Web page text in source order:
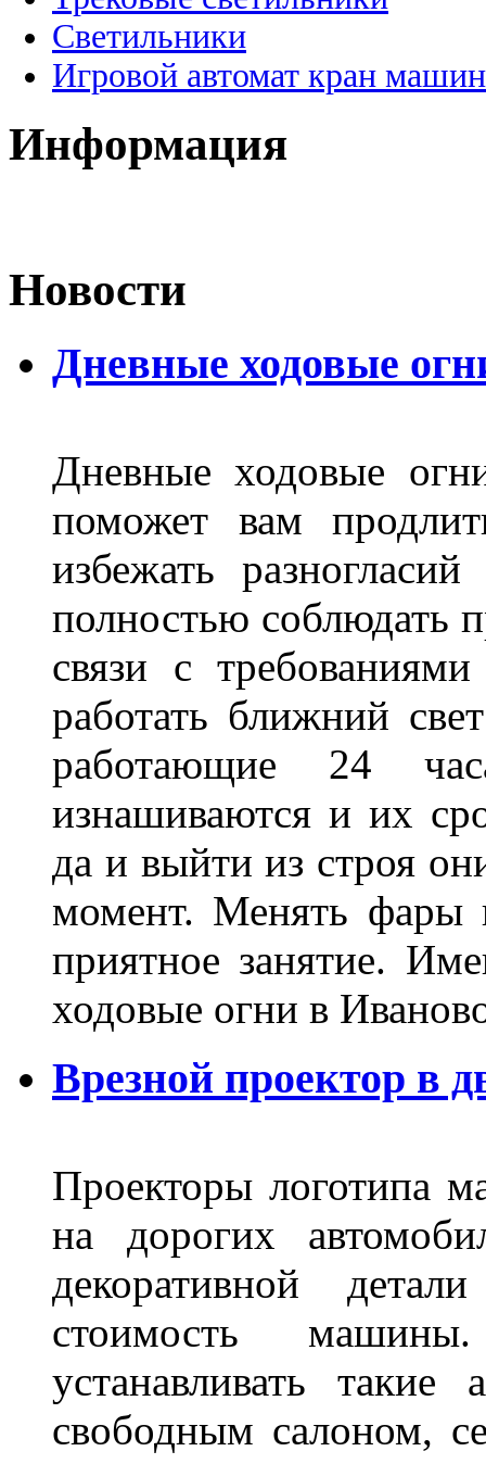
Светильники
Игровой автомат кран
Информация
Новости
Дневные ходовые
Дневные ходовые
поможет вам
избежать
полностью соблюдать
связи с
работать ближний
работающие 24
изнашиваются и их
да и выйти из строя
момент. Менять
приятное занятие.
ходовые огни в
Врезной проектор в
Проекторы логотипа
на дорогих
декоративной
стоимость
устанавливать
свободным салоном,